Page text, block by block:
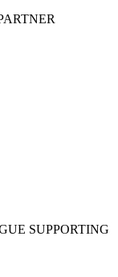
SUPPORTING